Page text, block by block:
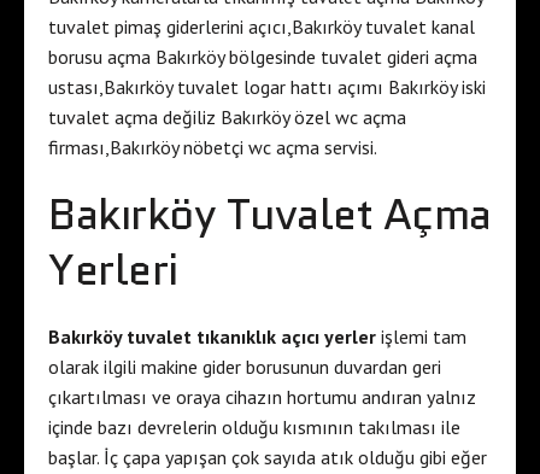
tuvalet pimaş giderlerini açıcı,Bakırköy tuvalet kanal
borusu açma Bakırköy bölgesinde tuvalet gideri açma
ustası,Bakırköy tuvalet logar hattı açımı Bakırköy iski
tuvalet açma değiliz Bakırköy özel wc açma
firması,Bakırköy nöbetçi wc açma servisi.
Bakırköy Tuvalet Açma
Yerleri
Bakırköy tuvalet tıkanıklık açıcı yerler işlemi tam
olarak ilgili makine gider borusunun duvardan geri
çıkartılması ve oraya cihazın hortumu andıran yalnız
içinde bazı devrelerin olduğu kısmının takılması ile
başlar. İç çapa yapışan çok sayıda atık olduğu gibi eğer